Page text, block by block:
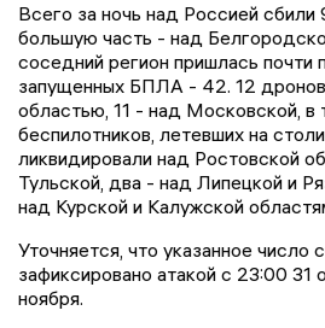
Всего за ночь над Россией сбили
большую часть - над
соседний регион пришлась почти
запущенных БПЛА - 42. 12
областью, 11 - над Московской, в
беспилотников, летевших на
ликвидировали над Ростовской
Тульской, два - над Липецкой и
над Курской и Калужской
Уточняется, что указанное число
зафиксировано атакой с 23:00 31
ноября.